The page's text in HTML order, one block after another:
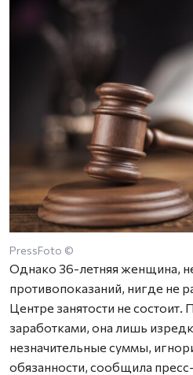
PressFoto ©
Однако 36-летняя женщина,
противопоказаний, нигде не
Центре занятости не
заработками, она лишь
незначительные суммы,
обязанности, сообщила